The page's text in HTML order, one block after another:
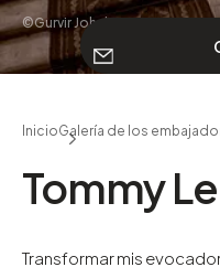
SOBRE NOSOTROS
©Gurvir Johal
InicioGalería de los
Tommy
Transformar mis